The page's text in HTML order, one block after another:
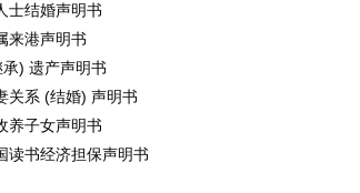
士结婚声明书
来港声明书
) 遗产声明书
关系 (结婚) 声明书
养子女声明书
读书经济担保声明书